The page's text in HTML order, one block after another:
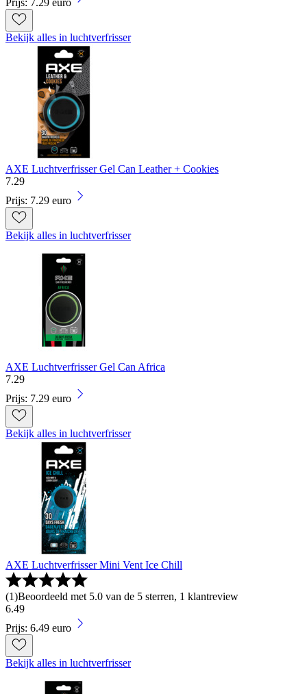
Prijs: 7.29 euro
Bekijk alles in luchtverfrisser
AXE Luchtverfrisser Gel Can Leather + Cookies
7.29
Prijs: 7.29 euro
Bekijk alles in luchtverfrisser
AXE Luchtverfrisser Gel Can Africa
7.29
Prijs: 7.29 euro
Bekijk alles in luchtverfrisser
AXE Luchtverfrisser Mini Vent Ice Chill
(1)Beoordeeld met 5.0 van de 5 sterren, 1 klantreview
6.49
Prijs: 6.49 euro
Bekijk alles in luchtverfrisser